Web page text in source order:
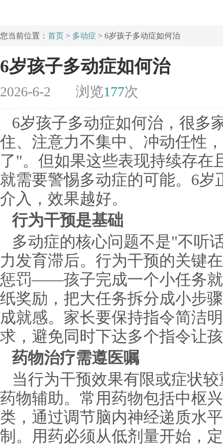
您当前位置： 首页 > 多动症 > 6岁孩子多动症如何治
6岁孩子多动症如何治
2026-6-2 浏览177次
6岁孩子多动症如何治，很多
住、注意力不集中、冲动任性
了"。但如果这些表现持续存在
就需要警惕多动症的可能。6
介入，效果越好。
行为干预是基础
多动症的核心问题不是"不听
力发育滞后。行为干预的关键
惩罚——孩子完成一个小任务
纸奖励，把大任务拆分成小步
成就感。家长要保持指令简洁
求，避免同时下达多个指令让
药物治疗需遵医嘱
当行为干预效果有限或症状
药物辅助。常用药物包括中枢
类，通过调节脑内神经递质水
制。用药必须从低剂量开始，